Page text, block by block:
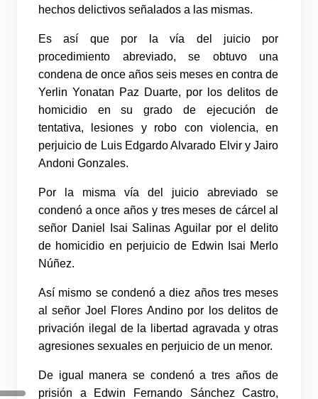
hechos delictivos señalados a las mismas.
Es así que por la vía del juicio por
procedimiento abreviado, se obtuvo una
condena de once años seis meses en contra de
Yerlin Yonatan Paz Duarte, por los delitos de
homicidio en su grado de ejecución de
tentativa, lesiones y robo con violencia, en
perjuicio de Luis Edgardo Alvarado Elvir y Jairo
Andoni Gonzales.
Por la misma vía del juicio abreviado se
condenó a once años y tres meses de cárcel al
señor Daniel Isai Salinas Aguilar por el delito
de homicidio en perjuicio de Edwin Isai Merlo
Núñez.
Así mismo se condenó a diez años tres meses
al señor Joel Flores Andino por los delitos de
privación ilegal de la libertad agravada y otras
agresiones sexuales en perjuicio de un menor.
De igual manera se condenó a tres años de
prisión a Edwin Fernando Sánchez Castro,